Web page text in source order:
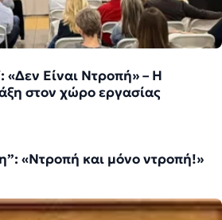
Είναι Ντροπή» – Η
στον χώρο εργασίας
«Ντροπή και μόνο ντροπή!»